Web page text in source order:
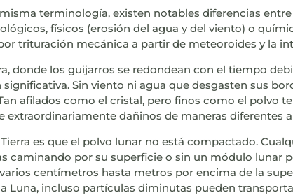
terminología, existen notables diferencias
físicos (erosión del agua y del viento) o
trituración mecánica a partir de meteoroides y la
donde los guijarros se redondean con el tiempo
Sin viento ni agua que desgasten sus
afilados como el cristal, pero finos como el polvo
extraordinariamente dañinos de maneras diferentes
es que el polvo lunar no está compactado.
caminando por su superficie o sin un módulo lunar
centímetros hasta metros por encima de la
Luna, incluso partículas diminutas pueden